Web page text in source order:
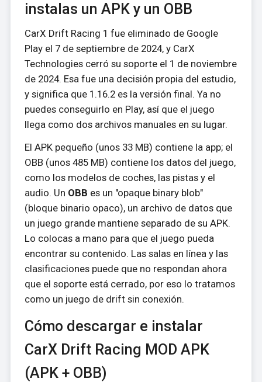
instalas un APK y un OBB
CarX Drift Racing 1 fue eliminado de Google
Play el 7 de septiembre de 2024, y CarX
Technologies cerró su soporte el 1 de noviembre
de 2024. Esa fue una decisión propia del estudio,
y significa que 1.16.2 es la versión final. Ya no
puedes conseguirlo en Play, así que el juego
llega como dos archivos manuales en su lugar.
El APK pequeño (unos 33 MB) contiene la app; el
OBB (unos 485 MB) contiene los datos del juego,
como los modelos de coches, las pistas y el
audio. Un OBB es un "opaque binary blob"
(bloque binario opaco), un archivo de datos que
un juego grande mantiene separado de su APK.
Lo colocas a mano para que el juego pueda
encontrar su contenido. Las salas en línea y las
clasificaciones puede que no respondan ahora
que el soporte está cerrado, por eso lo tratamos
como un juego de drift sin conexión.
Cómo descargar e instalar
CarX Drift Racing MOD APK
(APK + OBB)